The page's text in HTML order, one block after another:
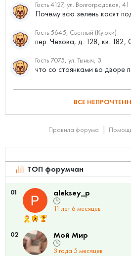
Гость 4127, ул. Волгоградская, 41
Гость 5645, Светлый (Куюки)
пер. Чехова, д. 128, кв. 182,
Гость 7075, ул. Тыныч, 3
ВСЕ
Правила форума
ТОП форумчан
01 aleksey_p
11 лет 6 месяцев
02 Мой Мир
3 года 5 месяцев